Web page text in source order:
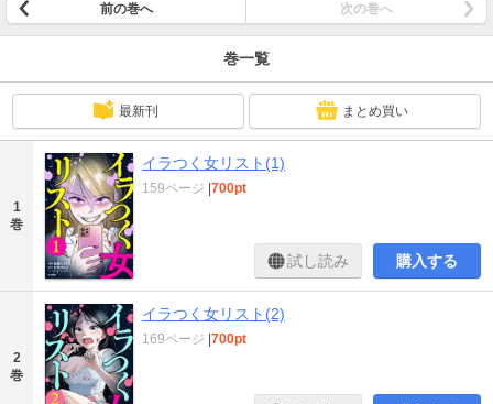
前の巻へ 次の巻へ
巻一覧
最新刊 まとめ買い
1
巻
イラつく女リスト(1)
159ページ 700pt
試し読み 購入する
2
巻
イラつく女リスト(2)
169ページ 700pt